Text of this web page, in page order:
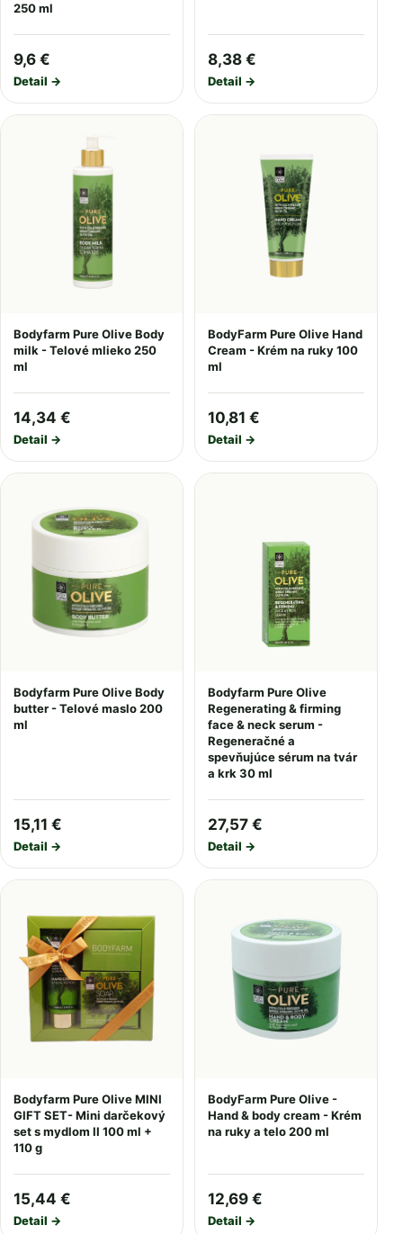
250 ml
9,6 €
Detail →
8,38 €
Detail →
Bodyfarm Pure Olive Body
milk - Telové mlieko 250
ml
14,34 €
Detail →
BodyFarm Pure Olive Hand
Cream - Krém na ruky 100
ml
10,81 €
Detail →
Bodyfarm Pure Olive Body
butter - Telové maslo 200
ml
15,11 €
Detail →
Bodyfarm Pure Olive
Regenerating & firming
face & neck serum -
Regeneračné a
spevňujúce sérum na tvár
a krk 30 ml
27,57 €
Detail →
Bodyfarm Pure Olive MINI
GIFT SET- Mini darčekový
set s mydlom II 100 ml +
110 g
15,44 €
Detail →
BodyFarm Pure Olive -
Hand & body cream - Krém
na ruky a telo 200 ml
12,69 €
Detail →